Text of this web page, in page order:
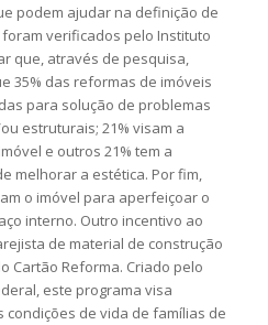
podem ajudar na definição de
verificados pelo Instituto
que, através de pesquisa,
35% das reformas de imóveis
para solução de problemas
estruturais; 21% visam a
e outros 21% tem a
melhorar a estética. Por fim,
o imóvel para aperfeiçoar o
interno. Outro incentivo ao
de material de construção
Cartão Reforma. Criado pelo
este programa visa
condições de vida de famílias de